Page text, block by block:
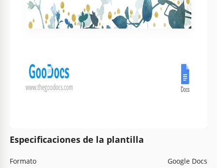
Especificaciones de la plantilla
Formato
Google Docs